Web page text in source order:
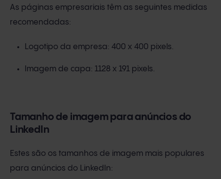
As páginas empresariais têm as seguintes medidas
recomendadas:
Logotipo da empresa: 400 x 400 pixels.
Imagem de capa: 1128 x 191 pixels.
Tamanho de imagem para anúncios do
LinkedIn
Estes são os tamanhos de imagem mais populares
para anúncios do LinkedIn: